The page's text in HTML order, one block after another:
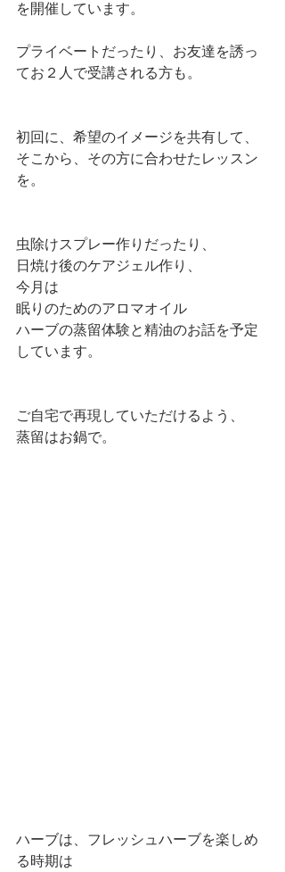
を開催しています。
プライベートだったり、お友達を誘っ
てお２人で受講される方も。
初回に、希望のイメージを共有して、
そこから、その方に合わせたレッスン
を。
虫除けスプレー作りだったり、
日焼け後のケアジェル作り、
今月は
眠りのためのアロマオイル
ハーブの蒸留体験と精油のお話を予定
しています。
ご自宅で再現していただけるよう、
蒸留はお鍋で。
ハーブは、フレッシュハーブを楽しめ
る時期は